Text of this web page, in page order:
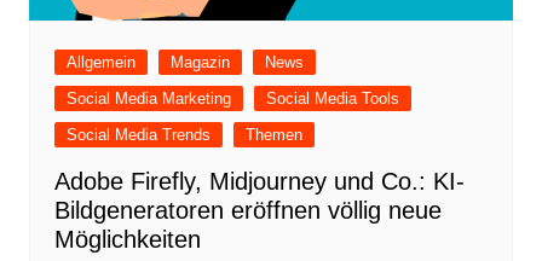
Allgemein Magazin
News
Social Media Marketing
Social Media Tools
Social Media Trends
Themen
Adobe Firefly, Midjourney und Co.: KI-
Bildgeneratoren eröffnen völlig neue
Möglichkeiten